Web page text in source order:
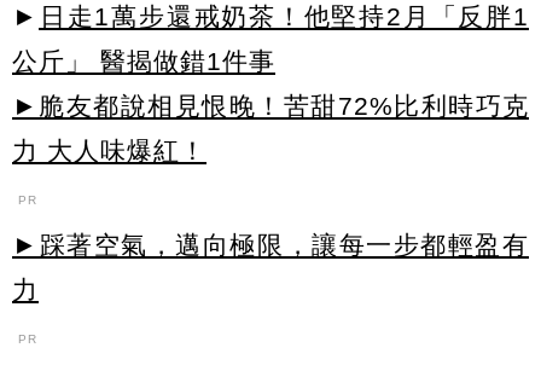
► 日走1萬步還戒奶茶！他堅持2月「反胖1
公斤」 醫揭做錯1件事
►脆友都說相見恨晚！苦甜72%比利時巧克
力 大人味爆紅！
PR
►踩著空氣，邁向極限，讓每一步都輕盈有
力
PR